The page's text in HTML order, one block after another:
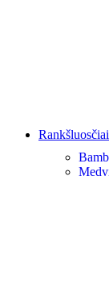
Rankšluosčiai